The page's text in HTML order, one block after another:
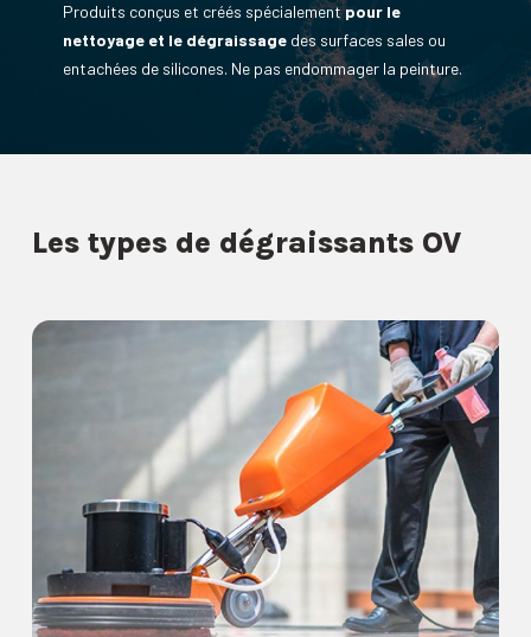
Produits conçus et créés spécialementpour le
nettoyage et le dégraissagedes surfaces sales ou
entachées de silicones. Ne pas endommager la peinture.
Les types de dégraissants OV